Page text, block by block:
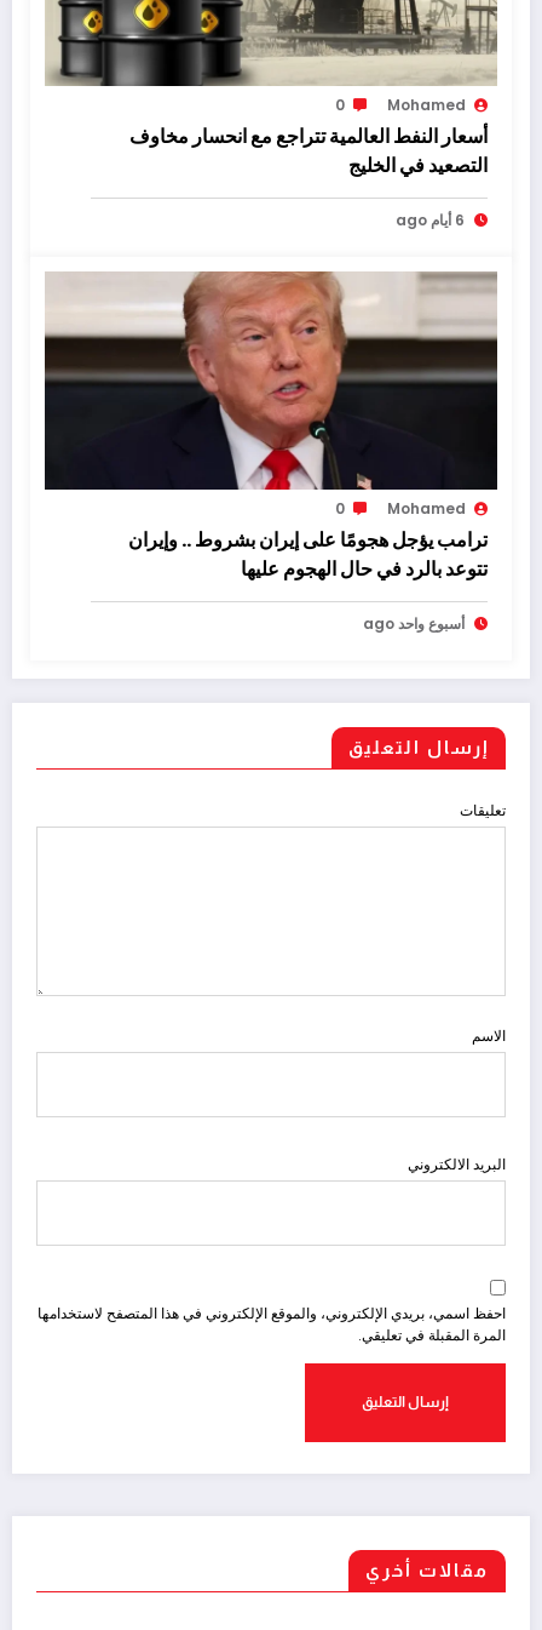
Mohamed
0
أسعار النفط العالمية تتراجع مع انحسار مخاوف
التصعيد في الخليج
6 أيام ago
Mohamed
0
ترامب يؤجل هجومًا على إيران بشروط .. وإيران
تتوعد بالرد في حال الهجوم عليها
أسبوع واحد ago
إرسال التعليق
تعليقات
الاسم
البريد الالكتروني
احفظ اسمي، بريدي الإلكتروني، والموقع الإلكتروني في هذا المتصفح لاستخدامها
المرة المقبلة في تعليقي.
مقالات أخري